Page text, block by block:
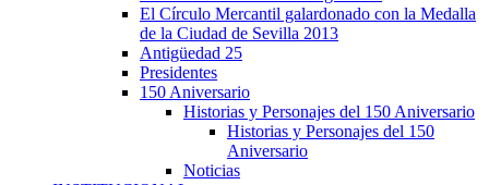
El Círculo Mercantil galardonado con la Medalla
de la Ciudad de Sevilla 2013
Antigüedad 25
Presidentes
150 Aniversario
Historias y Personajes del 150 Aniversario
Historias y Personajes del 150
Aniversario
Noticias